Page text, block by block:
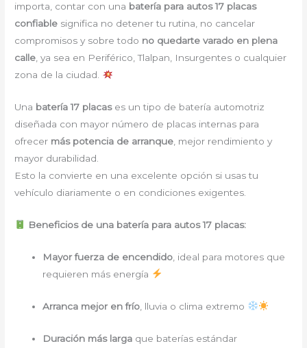
importa, contar con una batería para autos 17 placas
confiable significa no detener tu rutina, no cancelar
compromisos y sobre todo no quedarte varado en plena
calle , ya sea en Periférico, Tlalpan, Insurgentes o cualquier
zona de la ciudad.
Una batería 17 placases un tipo de batería automotriz
diseñada con mayor número de placas internas para
ofrecer más potencia de arranque , mejor rendimiento y
mayor durabilidad.
Esto la convierte en una excelente opción si usas tu
vehículo diariamente o en condiciones exigentes.
Beneficios de una batería para autos 17 placas:
Mayor fuerza de encendido , ideal para motores que
requieren más energía
Arranca mejor en frío , lluvia o clima extremo
Duración más larga que baterías estándar